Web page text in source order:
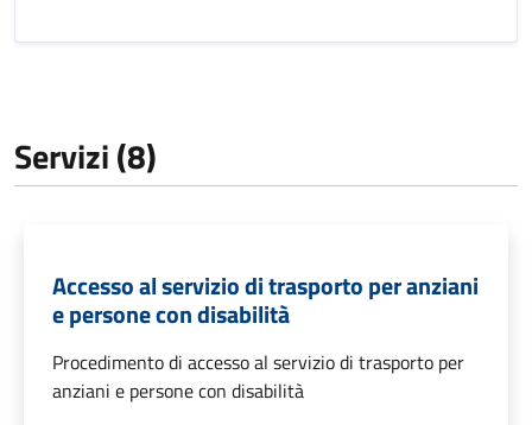
Servizi (8)
Accesso al servizio di trasporto per anziani
e persone con disabilità
Procedimento di accesso al servizio di trasporto per
anziani e persone con disabilità